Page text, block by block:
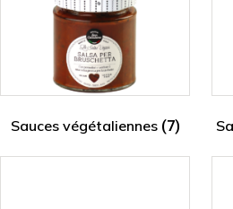
Sauces végétaliennes (7)